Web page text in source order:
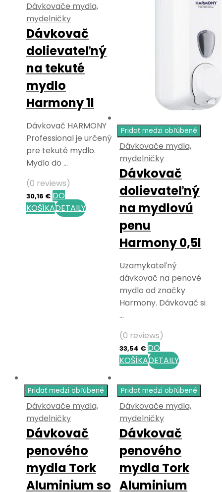
Dávkovače mydla,
mydelničky
Dávkovač
dolievateľný
na tekuté
mydlo
Harmony 1l
Dávkovač HARMONY
Professional je určený
pre tekuté mydlo.
Mydlo do …
(0 reviews)
30,16 € DO
KOŠÍKADETAILY
Pridať medzi obľúbené
Dávkovače mydla,
mydelničky
Dávkovač
dolievateľný
na mydlovú
penu
Harmony 0,5l
Uzamykateľný
dávkovač na penové
mydlo od značky
Harmony. Dávkovač si
…
(0 reviews)
33,54 € DO
KOŠÍKADETAILY
Pridať medzi obľúbené
Dávkovače mydla,
mydelničky
Dávkovač
penového
mydla Tork
Aluminium so
Pridať medzi obľúbené
Dávkovače mydla,
mydelničky
Dávkovač
penového
mydla Tork
Aluminium